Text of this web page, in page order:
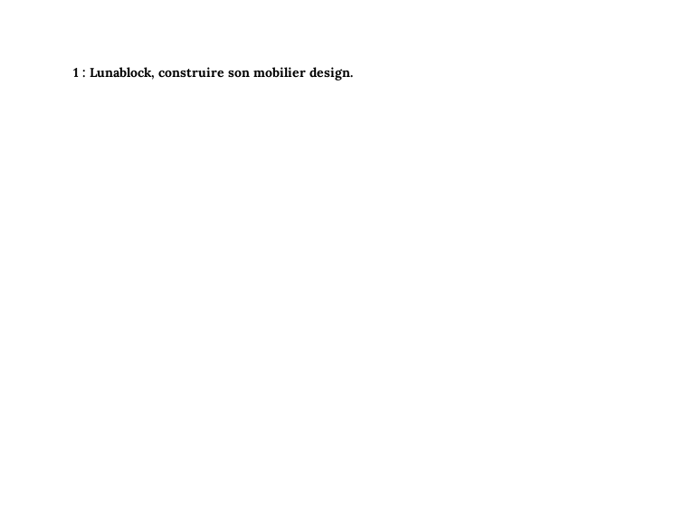
1 : Lunablock, construire son mobilier design.